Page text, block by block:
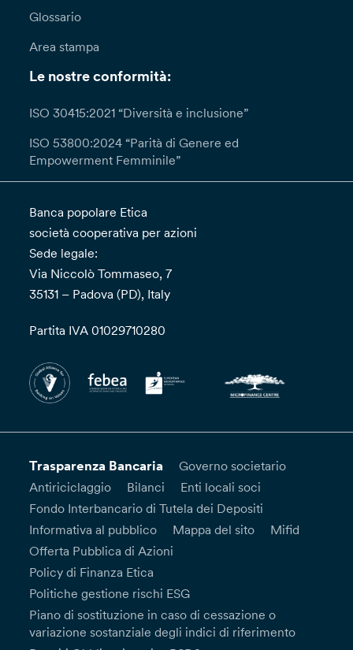
Glossario
Area stampa
Le nostre conformità:
ISO 30415:2021 “Diversità e inclusione”
ISO 53800:2024 “Parità di Genere ed
Empowerment Femminile”
Banca popolare Etica
società cooperativa per azioni
Sede legale:
Via Niccolò Tommaseo, 7
35131 – Padova (PD), Italy
Partita IVA 01029710280
Trasparenza Bancaria
Governo societario
Antiriciclaggio
Bilanci
Enti locali soci
Fondo Interbancario di Tutela dei Depositi
Informativa al pubblico
Mappa del sito
Mifid
Offerta Pubblica di Azioni
Policy di Finanza Etica
Politiche gestione rischi ESG
Piano di sostituzione in caso di cessazione o
variazione sostanziale degli indici di riferimento